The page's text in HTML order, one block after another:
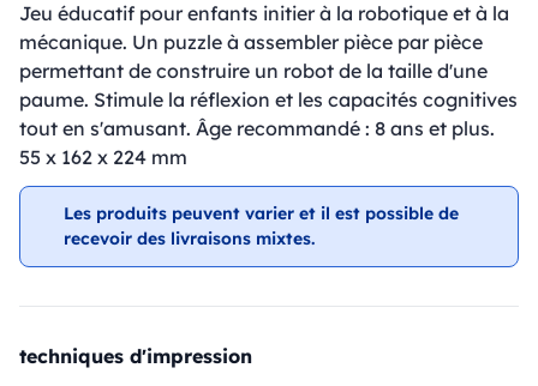
Jeu éducatif pour enfants initier à la robotique et à la
mécanique. Un puzzle à assembler pièce par pièce
permettant de construire un robot de la taille d'une
paume. Stimule la réflexion et les capacités cognitives
tout en s'amusant. Âge recommandé : 8 ans et plus.
55 x 162 x 224 mm
Les produits peuvent varier et il est possible de
recevoir des livraisons mixtes.
techniques d'impression